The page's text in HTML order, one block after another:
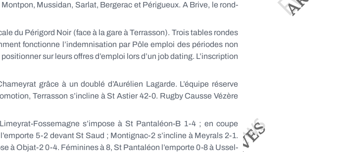
Mussidan, Sarlat, Bergerac et Périgueux. A Brive, le rond-
du Périgord Noir (face à la gare à Terrasson). Trois tables rondes
fonctionne l’indemnisation par Pôle emploi des périodes non
sur leurs offres d’emploi lors d’un job dating. L’inscription
grâce à un doublé d’Aurélien Lagarde. L’équipe réserve
Terrasson s’incline à St Astier 42-0. Rugby Causse Vézère
Fossemagne s’impose à St Pantaléon-B 1-4 ; en coupe
5-2 devant St Saud ; Montignac-2 s’incline à Meyrals 2-1.
à Objat-2 0-4. Féminines à 8, St Pantaléon l’emporte 0-8 à Ussel-